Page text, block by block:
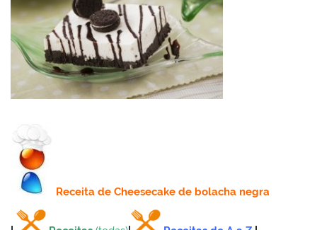
Receitade Cheesecake de bolacha negra